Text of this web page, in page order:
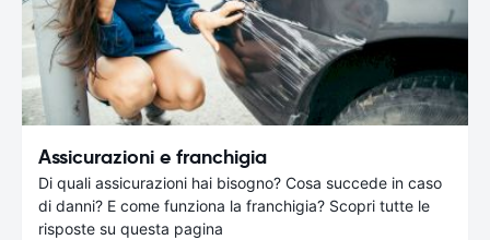
Assicurazioni e franchigia
Di quali assicurazioni hai bisogno? Cosa succede in caso
di danni? E come funziona la franchigia? Scopri tutte le
risposte su questa pagina